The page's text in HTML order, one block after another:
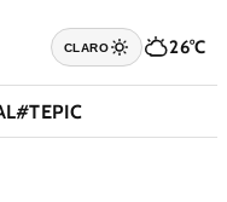
CLARO 26°C
#TEPIC